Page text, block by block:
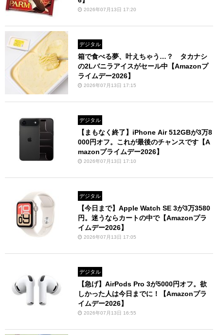
2026年07月13日 17:20
デジタル
箱で食べる夢、叶えちゃう…？ タカナシ
の2Lバニラアイスがセール中【Amazonプ
ライムデー2026】
2026年07月13日 17:15
デジタル
【まもなく終了】iPhone Air 512GBが3万8
000円オフ。これが最後のチャンスです【A
mazonプライムデー2026】
2026年07月13日 17:10
デジタル
【今日まで】Apple Watch SE 3が3万3580
円。迷うならカートの中で【Amazonプラ
イムデー2026】
2026年07月13日 17:05
デジタル
【急げ】AirPods Pro 3が5000円オフ。欲
しかった人は今日までに！【Amazonプラ
イムデー2026】
2026年07月13日 16:55